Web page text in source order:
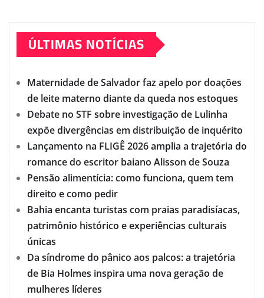
ÚLTIMAS NOTÍCIAS
Maternidade de Salvador faz apelo por doações
de leite materno diante da queda nos estoques
Debate no STF sobre investigação de Lulinha
expõe divergências em distribuição de inquérito
Lançamento na FLIGÊ 2026 amplia a trajetória do
romance do escritor baiano Alisson de Souza
Pensão alimentícia: como funciona, quem tem
direito e como pedir
Bahia encanta turistas com praias paradisíacas,
patrimônio histórico e experiências culturais
únicas
Da síndrome do pânico aos palcos: a trajetória
de Bia Holmes inspira uma nova geração de
mulheres líderes